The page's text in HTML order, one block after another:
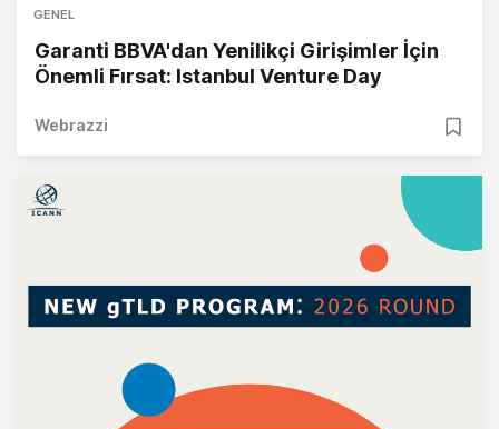
GENEL
Garanti BBVA'dan Yenilikçi Girişimler İçin
Önemli Fırsat: Istanbul Venture Day
Webrazzi